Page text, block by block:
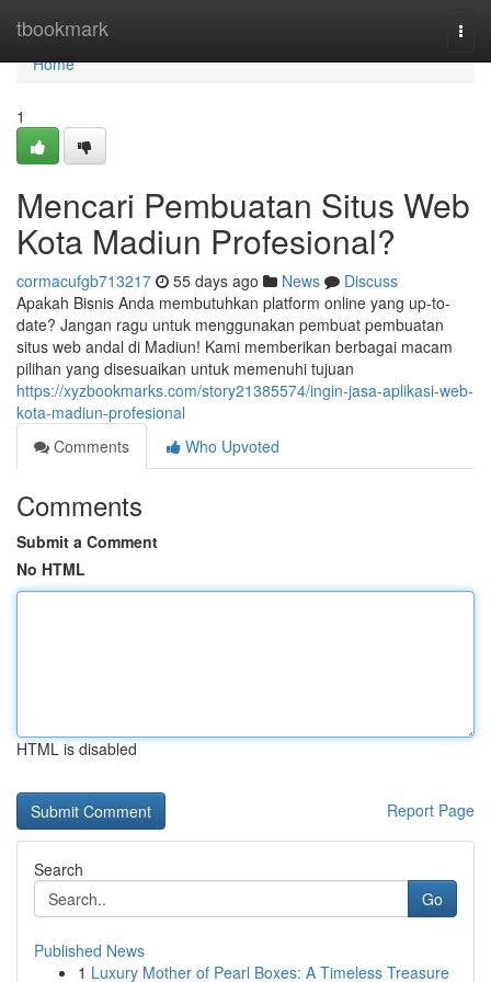
tbookmark
Home
Home
1
Mencari Pembuatan Situs Web
Kota Madiun Profesional?
cormacufgb713217 55 days ago News
Discuss
Apakah Bisnis Anda membutuhkan platform online yang up-to-
date? Jangan ragu untuk menggunakan pembuat pembuatan
situs web andal di Madiun! Kami memberikan berbagai macam
pilihan yang disesuaikan untuk memenuhi tujuan
https://xyzbookmarks.com/story21385574/ingin-jasa-aplikasi-web-
kota-madiun-profesional
Comments
Who Upvoted
Comments
Submit a Comment
No HTML
HTML is disabled
Report Page
Search
Go
Published News
1 Luxury Mother of Pearl Boxes: A Timeless Treasure